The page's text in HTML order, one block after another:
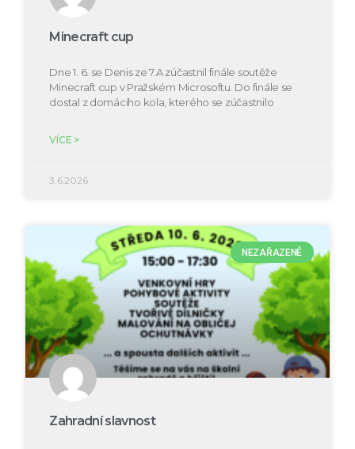
Minecraft cup
Dne 1. 6. se Denis ze 7.A zúčastnil finále soutěže
Minecraft cup v Pražském Microsoftu. Do finále se
dostal z domácího kola, kterého se zúčastnilo
VÍCE >
3.6.2026
NEZAŘAZENÉ
Zahradní slavnost